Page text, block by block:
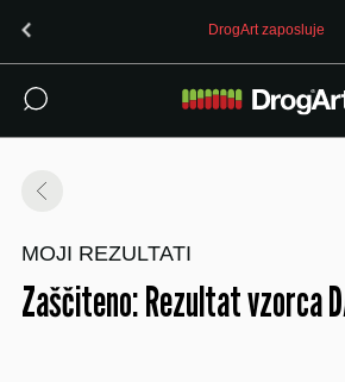
DrogArt zaposluje
MOJI REZULTATI
Zaščiteno: Rezultat vzorca